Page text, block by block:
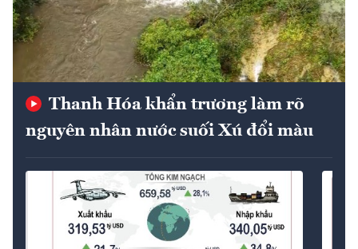
Thanh Hóa khẩn trương làm rõ
nguyên nhân nước suối Xú đổi màu